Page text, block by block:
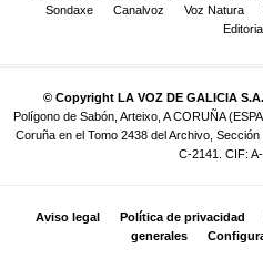
Sondaxe
Canalvoz Voz Natura
Editorial
© Copyright LA VOZ DE GALICIA
Polígono de Sabón, Arteixo, A CORUÑA
Coruña en el Tomo 2438 del Archivo,
C-2141. CIF:
Aviso legal Política de privacidad
generales